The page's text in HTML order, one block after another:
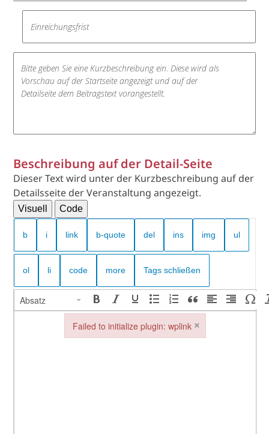
Beschreibung auf der Detail-Seite
Dieser Text wird unter der Kurzbeschreibung auf der
Detailsseite der Veranstaltung angezeigt.
Visuell Code
Absatz
Failed to initialize plugin: wplink ×
Failed to initialize plugin: wplink